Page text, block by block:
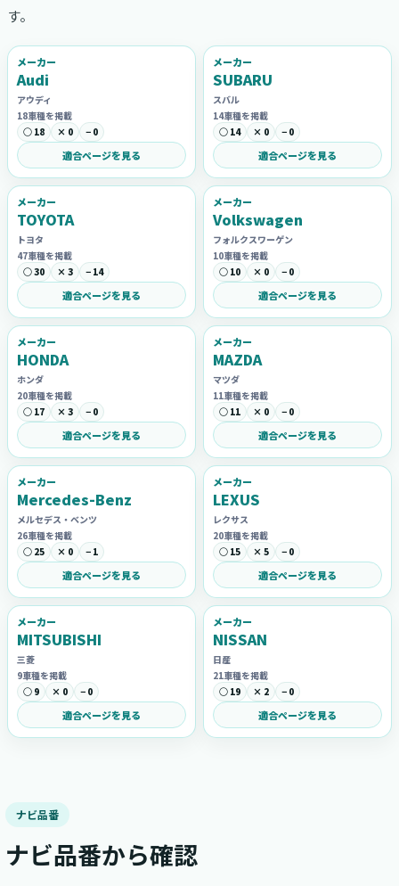
す。
メーカー
Audi
アウディ
18車種を掲載
○ 18
× 0 − 0
適合ページを見る
メーカー
SUBARU
スバル
14車種を掲載
○ 14
× 0 − 0
適合ページを見る
メーカー
TOYOTA
トヨタ
47車種を掲載
○ 30
× 3 − 14
適合ページを見る
メーカー
Volkswagen
フォルクスワーゲン
10車種を掲載
○ 10
× 0 − 0
適合ページを見る
メーカー
HONDA
ホンダ
20車種を掲載
○ 17
× 3 − 0
適合ページを見る
メーカー
MAZDA
マツダ
11車種を掲載
○ 11
× 0 − 0
適合ページを見る
メーカー
Mercedes-Benz
メルセデス・ベンツ
26車種を掲載
○ 25
× 0 − 1
適合ページを見る
メーカー
LEXUS
レクサス
20車種を掲載
○ 15
× 5 − 0
適合ページを見る
メーカー
MITSUBISHI
三菱
9車種を掲載
○ 9
× 0 − 0
適合ページを見る
メーカー
NISSAN
日産
21車種を掲載
○ 19
× 2 − 0
適合ページを見る
ナビ品番
ナビ品番から確認